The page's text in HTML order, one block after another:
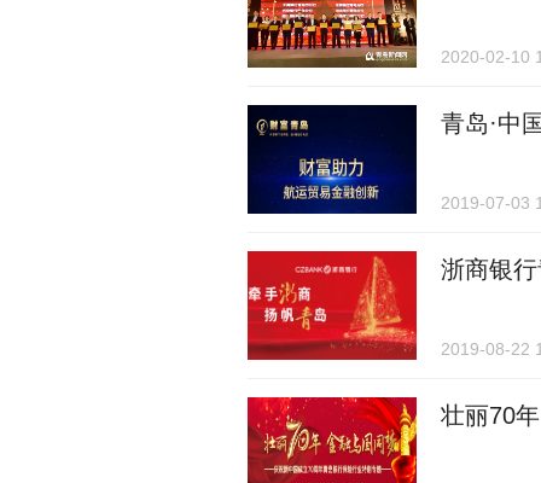
2020-02-10
青岛·中
2019-07-03
浙商银
2019-08-22
壮丽70